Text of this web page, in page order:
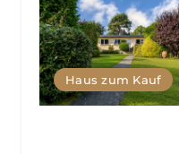
Haus zum Kauf